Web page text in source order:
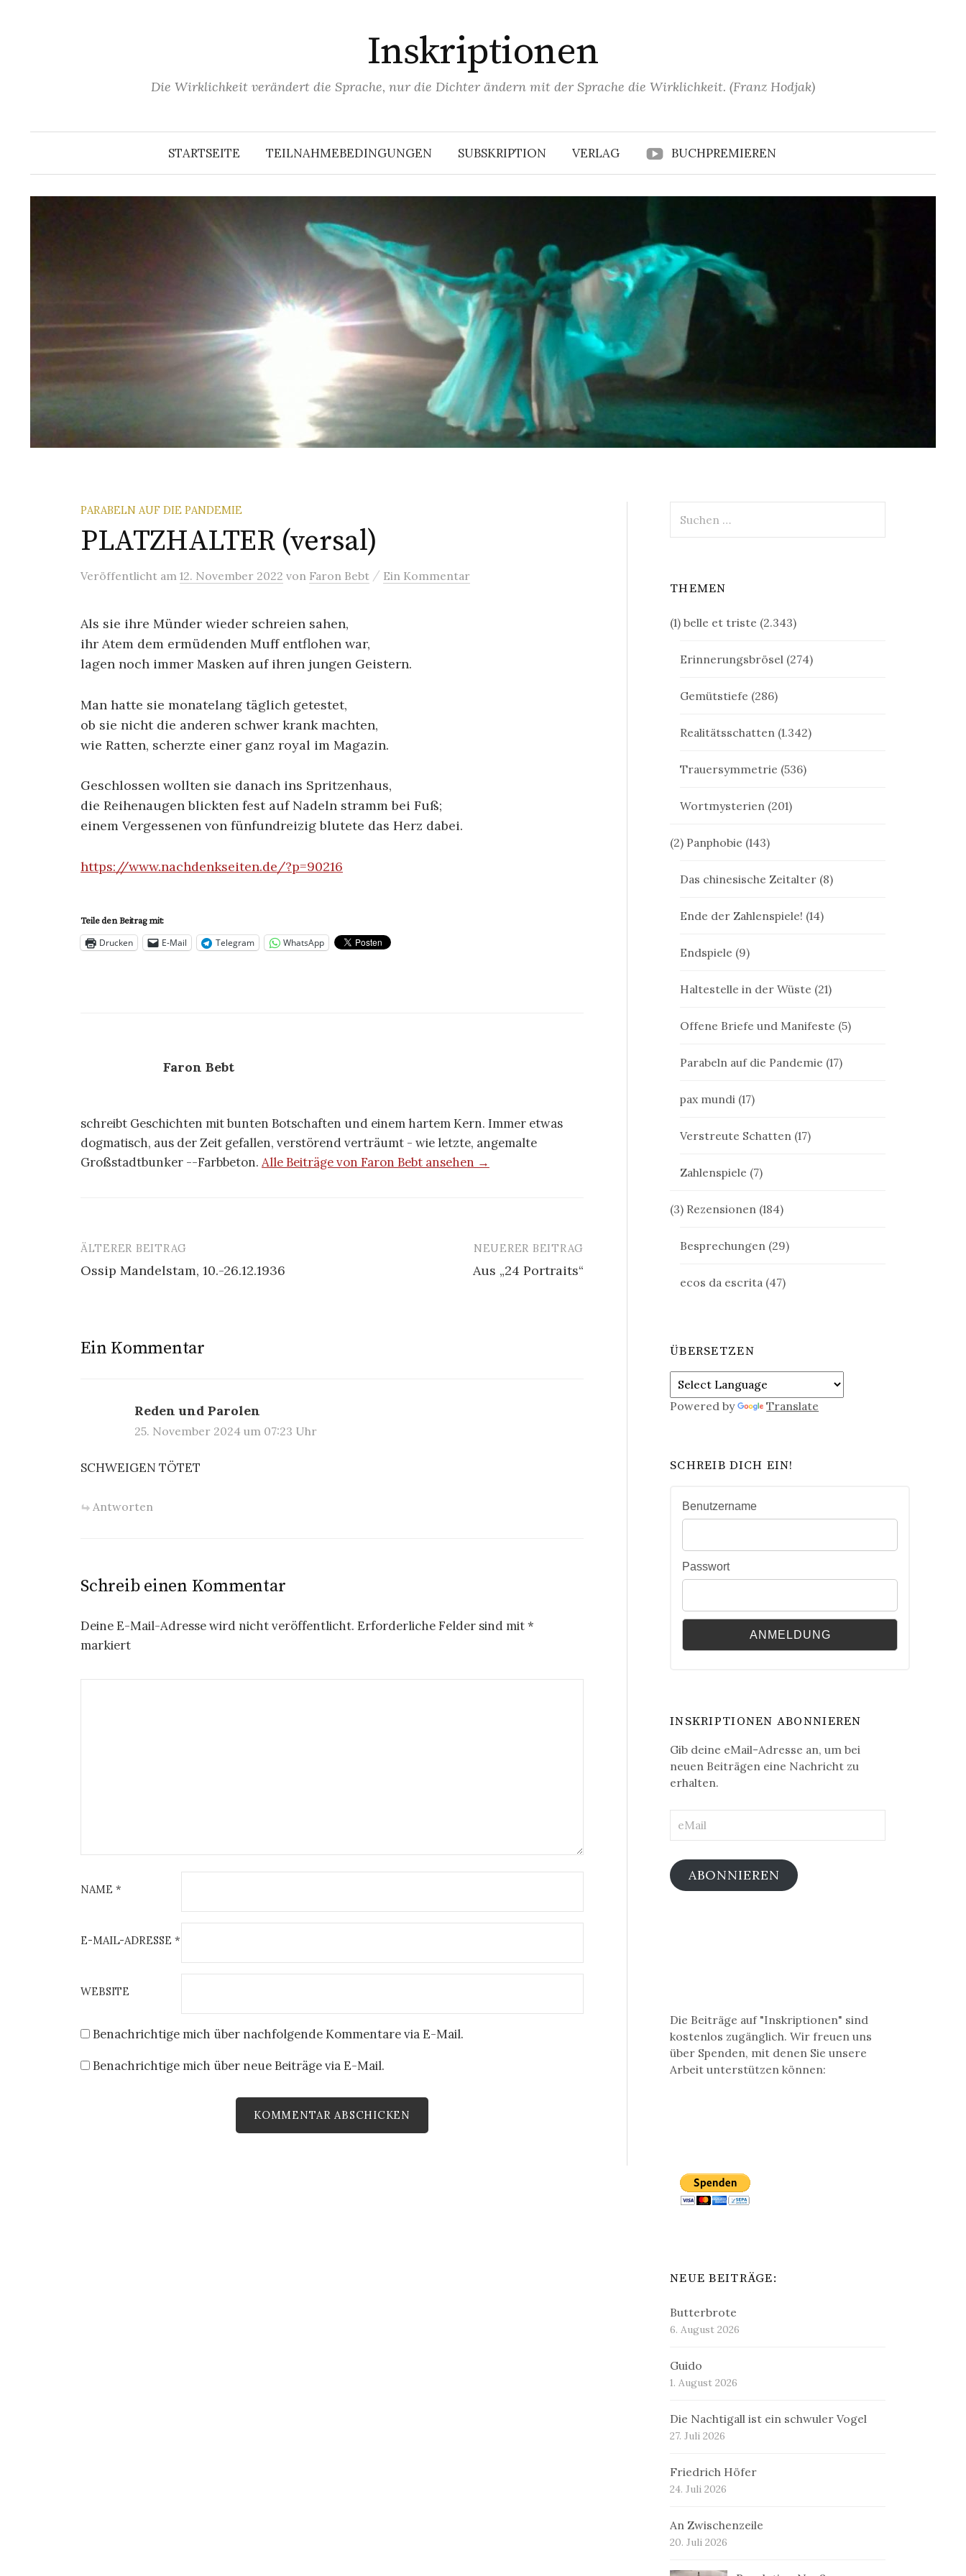
Inskriptionen
Die Wirklichkeit verändert die Sprache, nur die Dichter ändern mit der Sprache die Wirklichkeit. (Franz Hodjak)
STARTSEITE TEILNAHMEBEDINGUNGEN SUBSKRIPTION VERLAG BUCHPREMIEREN
PARABELN AUF DIE PANDEMIE
PLATZHALTER (versal)
Veröffentlicht am 12. November 2022 von Faron Bebt / Ein Kommentar
Als sie ihre Münder wieder schreien sahen,
ihr Atem dem ermüdenden Muff entflohen war,
lagen noch immer Masken auf ihren jungen Geistern.
Man hatte sie monatelang täglich getestet,
ob sie nicht die anderen schwer krank machten,
wie Ratten, scherzte einer ganz royal im Magazin.
Geschlossen wollten sie danach ins Spritzenhaus,
die Reihenaugen blickten fest auf Nadeln stramm bei Fuß;
einem Vergessenen von fünfundreizig blutete das Herz dabei.
https://www.nachdenkseiten.de/?p=90216
Teile den Beitrag mit:
Drucken E-Mail Telegram WhatsApp
Faron Bebt
schreibt Geschichten mit bunten Botschaften und einem hartem Kern. Immer etwas
dogmatisch, aus der Zeit gefallen, verstörend verträumt - wie letzte, angemalte
Großstadtbunker --Farbbeton. Alle Beiträge von Faron Bebt ansehen →
Beitrags-
Navigation
ÄLTERER BEITRAG
Ossip Mandelstam, 10.-26.12.1936
NEUERER BEITRAG
Aus „24 Portraits“
Ein Kommentar
Reden und Parolen
25. November 2024 um 07:23 Uhr
SCHWEIGEN TÖTET
Antworten
Schreib einen Kommentar
Deine E-Mail-Adresse wird nicht veröffentlicht. Erforderliche Felder sind mit*
markiert
NAME *
E-MAIL-ADRESSE *
WEBSITE
Benachrichtige mich über nachfolgende Kommentare via E-Mail.
Benachrichtige mich über neue Beiträge via E-Mail.
nach:
THEMEN
(1) belle et triste (2.343)
Erinnerungsbrösel (274)
Gemütstiefe (286)
Realitätsschatten (1.342)
Trauersymmetrie (536)
Wortmysterien (201)
(2) Panphobie (143)
Das chinesische Zeitalter (8)
Ende der Zahlenspiele! (14)
Endspiele (9)
Haltestelle in der Wüste (21)
Offene Briefe und Manifeste (5)
Parabeln auf die Pandemie (17)
pax mundi (17)
Verstreute Schatten (17)
Zahlenspiele (7)
(3) Rezensionen (184)
Besprechungen (29)
ecos da escrita (47)
ÜBERSETZEN
Powered by Translate
SCHREIB DICH EIN!
Benutzername
Passwort
INSKRIPTIONEN ABONNIEREN
Gib deine eMail-Adresse an, um bei
neuen Beiträgen eine Nachricht zu
erhalten.
ABONNIEREN
Die Beiträge auf "Inskriptionen" sind
kostenlos zugänglich. Wir freuen uns
über Spenden, mit denen Sie unsere
Arbeit unterstützen können:
NEUE BEITRÄGE:
Butterbrote
6. August 2026
Guido
1. August 2026
Die Nachtigall ist ein schwuler Vogel
27. Juli 2026
Friedrich Höfer
24. Juli 2026
An Zwischenzeile
20. Juli 2026